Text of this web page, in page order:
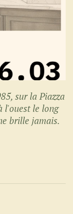
sur la Piazza
l'ouest le long
brille jamais.